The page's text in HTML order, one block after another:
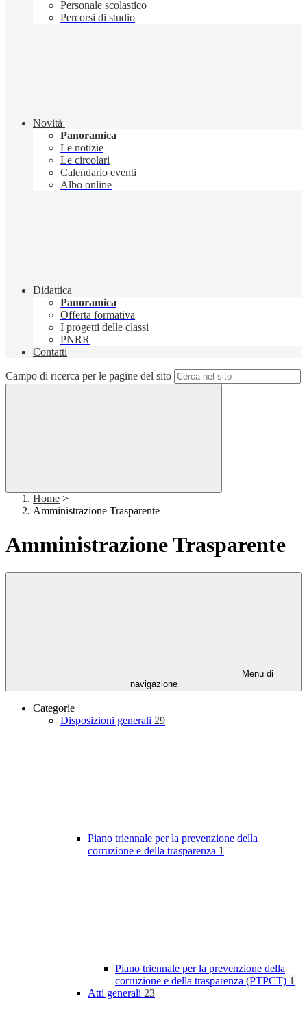
Personale scolastico
Percorsi di studio
Novità
Panoramica
Le notizie
Le circolari
Calendario eventi
Albo online
Didattica
Panoramica
Offerta formativa
I progetti delle classi
PNRR
Contatti
Campo di ricerca per le pagine del sito
Home >
Amministrazione Trasparente
Amministrazione Trasparente
Menu di
navigazione
Categorie
Disposizioni generali 29
Piano triennale per la prevenzione della
corruzione e della trasparenza 1
Piano triennale per la prevenzione della
corruzione e della trasparenza (PTPCT) 1
Atti generali 23